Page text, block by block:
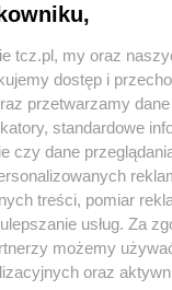
POLITYKA
RSS
Nasze serwisy
tcz.pl, my oraz
dostęp i
przetwarzamy
standardowe
czy dane
treści, pomiar
usług. Za
możemy
oraz